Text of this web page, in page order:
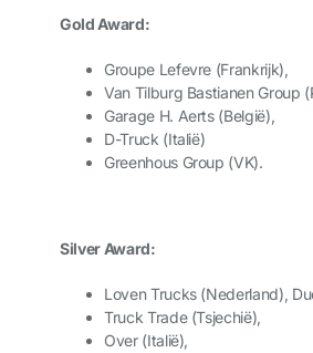
Gold Award:
Groupe Lefevre (Frankrijk),
Van Tilburg Bastianen Group
Garage H. Aerts (België),
D-Truck (Italië)
Greenhous Group (VK).
Silver Award:
Loven Trucks (Nederland),
Truck Trade (Tsjechië),
Over (Italië),